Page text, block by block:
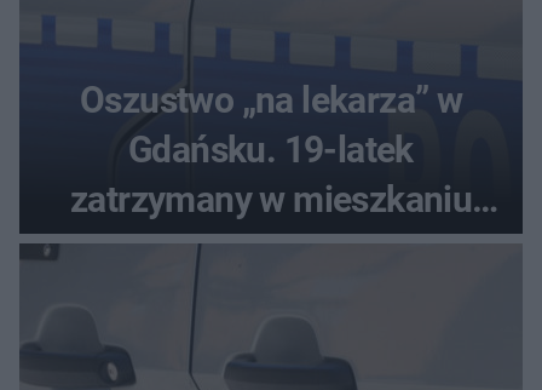
Oszustwo „na lekarza” w
Gdańsku. 19-latek
zatrzymany w mieszkaniu
seniora